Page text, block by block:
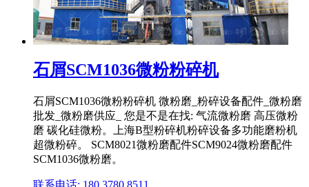
石屑SCM1036微粉粉碎机
石屑SCM1036微粉粉碎机 微粉磨_粉碎设备配件_微粉磨
批发_微粉磨供应_ 您是不是在找: 气流微粉磨 高压微粉
磨 碳化硅微粉。上海B型粉碎机粉碎设备多功能磨粉机
超微粉碎。 SCM8021微粉磨配件SCM9024微粉磨配件
SCM1036微粉磨。
联系电话: 180 3780 8511